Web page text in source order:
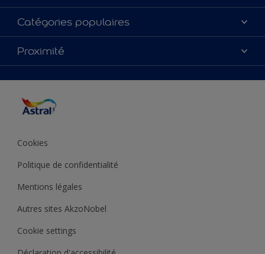
À propos de nous
Nous Contacter
Plan du site
Catégories populaires
Nos couleurs
Produits
Trouver de l’inspiration
Conseils déco
Proximité
Cookies
Politique de confidentialité
Mentions légales
Autres sites AkzoNobel
Cookie settings